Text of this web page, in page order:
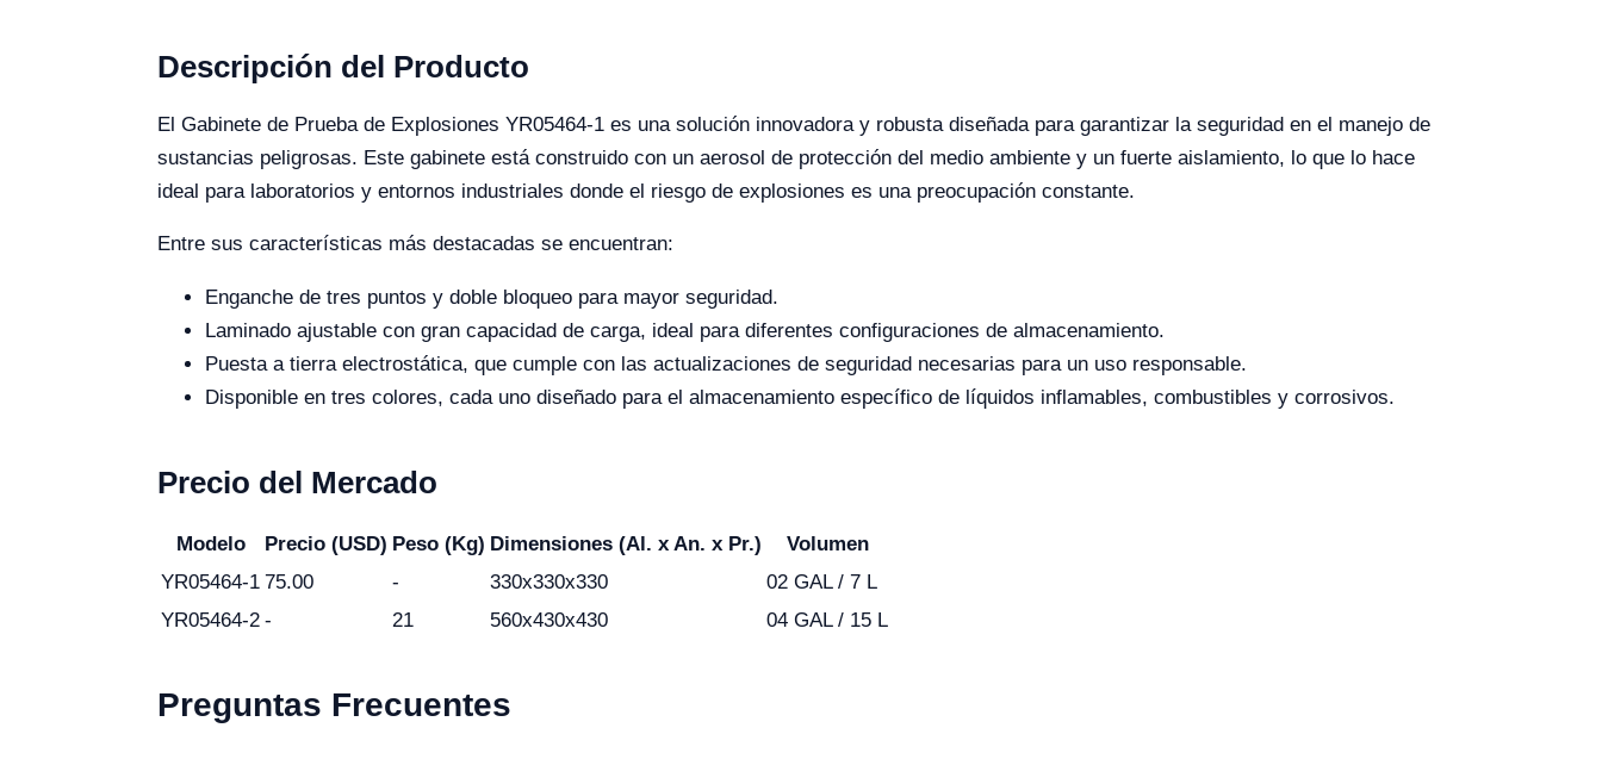
Descripción del Producto
El Gabinete de Prueba de Explosiones YR05464-1 es una solución innovadora y robusta diseñada para garantizar la seguridad en el manejo de
sustancias peligrosas. Este gabinete está construido con un aerosol de protección del medio ambiente y un fuerte aislamiento, lo que lo hace
ideal para laboratorios y entornos industriales donde el riesgo de explosiones es una preocupación constante.
Entre sus características más destacadas se encuentran:
Enganche de tres puntos y doble bloqueo para mayor seguridad.
Laminado ajustable con gran capacidad de carga, ideal para diferentes configuraciones de almacenamiento.
Puesta a tierra electrostática, que cumple con las actualizaciones de seguridad necesarias para un uso responsable.
Disponible en tres colores, cada uno diseñado para el almacenamiento específico de líquidos inflamables, combustibles y corrosivos.
Precio del Mercado
Modelo Precio (USD) Peso (Kg) Dimensiones (Al. x An. x Pr.)
Volumen
YR05464-1 75.00 - 330x330x330
02 GAL / 7 L
YR05464-2 - 21 560x430x430 04 GAL / 15 L
Preguntas Frecuentes